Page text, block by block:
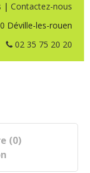
| Contactez-nous
Déville-les-rouen
02 35 75 20 20
(0)